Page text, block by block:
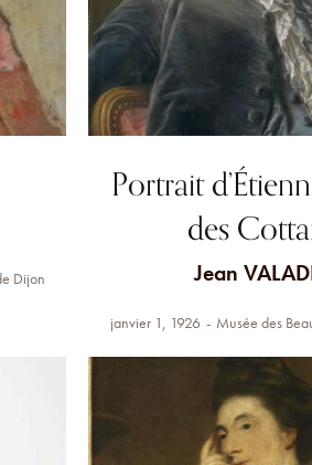
Dijon
Portrait
des
Jean
janvier 1, 1926 Musée des